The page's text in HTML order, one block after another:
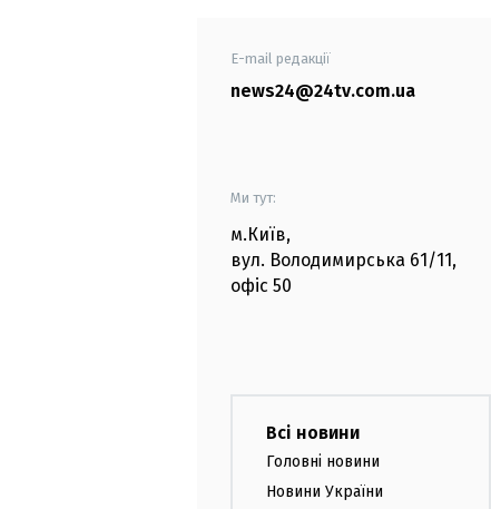
E-mail редакції
news24@24tv.com.ua
Ми тут:
м.Київ,
вул. Володимирська 61/11,
офіс 50
Всі новини
Головні новини
Новини України